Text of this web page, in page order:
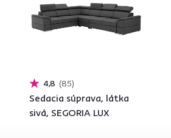
4,8 85
Sedacia súprava, látka
sivá, SEGORIA LUX